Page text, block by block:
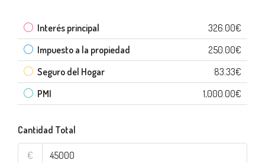
Interés principal
326.00€
Impuesto a la propiedad
250.00€
Seguro del Hogar
83.33€
PMI
1,000.00€
Cantidad Total
€